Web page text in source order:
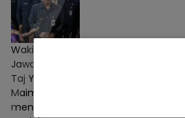
Wakil Gubernur
Jawa Tengah
Taj Yasin
Maimoen
menyampaikan